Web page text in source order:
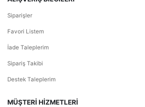
Siparişler
Favori Listem
İade Taleplerim
Sipariş Takibi
Destek Taleplerim
MÜŞTERİ HİZMETLERİ